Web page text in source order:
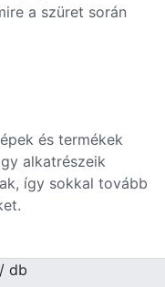
a szüret során
és termékek
alkatrészeik
így sokkal tovább
/ db